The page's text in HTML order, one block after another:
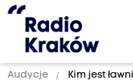
Audycje Kim jest